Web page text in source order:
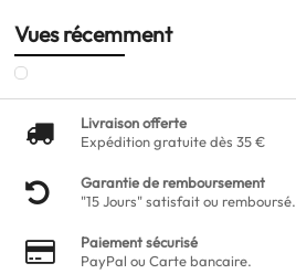
Vues récemment
Livraison offerte
Expédition gratuite dès 35 €
Garantie de remboursement
"15 Jours" satisfait ou remboursé.
Paiement sécurisé
PayPal ou Carte bancaire.